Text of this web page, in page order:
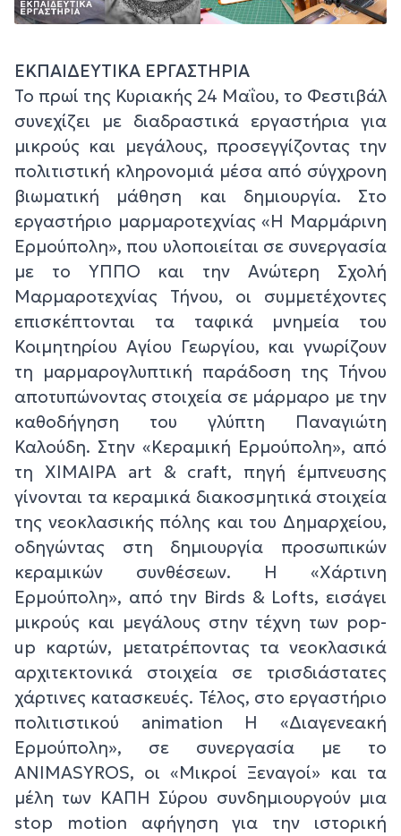
ΕΚΠΑΙΔΕΥΤΙΚΑ ΕΡΓΑΣΤΗΡΙΑ
Το πρωί της Κυριακής 24 Μαΐου, το Φεστιβάλ
συνεχίζει με διαδραστικά εργαστήρια για
μικρούς και μεγάλους, προσεγγίζοντας την
πολιτιστική κληρονομιά μέσα από σύγχρονη
βιωματική μάθηση και δημιουργία. Στο
εργαστήριο μαρμαροτεχνίας «Η Μαρμάρινη
Ερμούπολη», που υλοποιείται σε συνεργασία
με το ΥΠΠΟ και την Ανώτερη Σχολή
Μαρμαροτεχνίας Τήνου, οι συμμετέχοντες
επισκέπτονται τα ταφικά μνημεία του
Κοιμητηρίου Αγίου Γεωργίου, και γνωρίζουν
τη μαρμαρογλυπτική παράδοση της Τήνου
αποτυπώνοντας στοιχεία σε μάρμαρο με την
καθοδήγηση του γλύπτη Παναγιώτη
Καλούδη. Στην «Κεραμική Ερμούπολη», από
τη ΧΙΜΑΙΡΑ art & craft, πηγή έμπνευσης
γίνονται τα κεραμικά διακοσμητικά στοιχεία
της νεοκλασικής πόλης και του Δημαρχείου,
οδηγώντας στη δημιουργία προσωπικών
κεραμικών συνθέσεων. Η «Χάρτινη
Ερμούπολη», από την Birds & Lofts, εισάγει
μικρούς και μεγάλους στην τέχνη των pop-
up καρτών, μετατρέποντας τα νεοκλασικά
αρχιτεκτονικά στοιχεία σε τρισδιάστατες
χάρτινες κατασκευές. Τέλος, στο εργαστήριο
πολιτιστικού animation Η «Διαγενεακή
Ερμούπολη», σε συνεργασία με το
ANIMASYROS, οι «Μικροί Ξεναγοί» και τα
μέλη των ΚΑΠΗ Σύρου συνδημιουργούν μια
stop motion αφήγηση για την ιστορική